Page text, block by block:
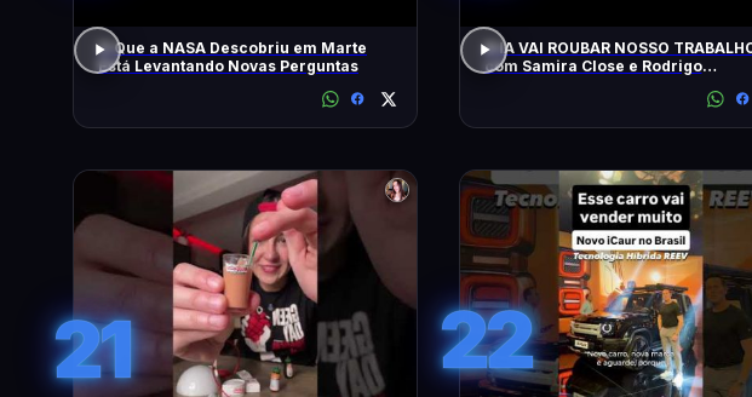
O Que a NASA Descobriu em Marte
Está Levantando Novas Perguntas
A IA VAI ROUBAR NOSSO
com Samira Close e Rodrigo
21 22